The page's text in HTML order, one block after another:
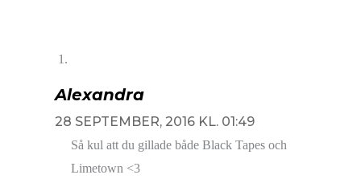
Alexandra
28 SEPTEMBER, 2016 KL. 01:49
Så kul att du gillade både Black Tapes och
Limetown <3